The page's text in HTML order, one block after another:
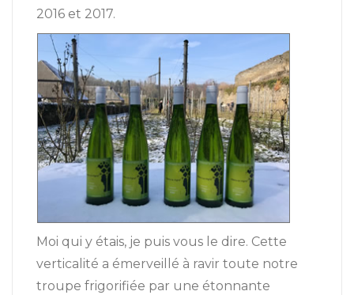
2016 et 2017.
Moi qui y étais, je puis vous le dire. Cette
verticalité a émerveillé à ravir toute notre
troupe frigorifiée par une étonnante